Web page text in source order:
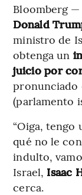
Bloomberg
Donald
ministro de
obtenga un
juicio por
pronunciado
(parlamento
“Oiga, tengo
qué no le
indulto,
Israel, Isaac
cerca.